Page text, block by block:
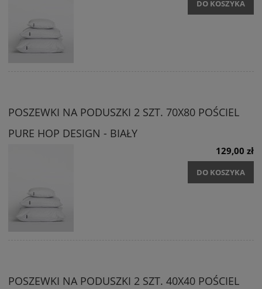
DO KOSZYKA
POSZEWKI NA PODUSZKI 2 SZT. 70X80 POŚCIEL
PURE HOP DESIGN - BIAŁY
129,00 zł
DO KOSZYKA
POSZEWKI NA PODUSZKI 2 SZT. 40X40 POŚCIEL